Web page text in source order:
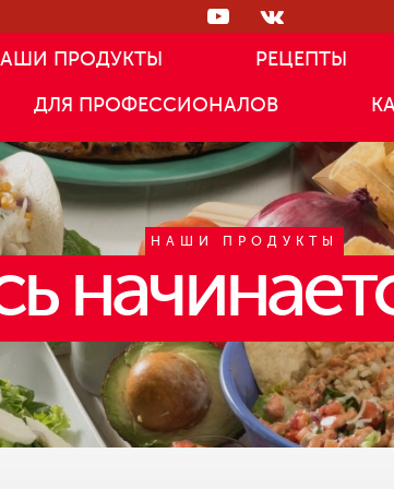
ПРОДУКТЫ РЕЦЕПТЫ
ДЛЯ ПРОФЕССИОНАЛОВ
НАШИ ПРОДУКТЫ